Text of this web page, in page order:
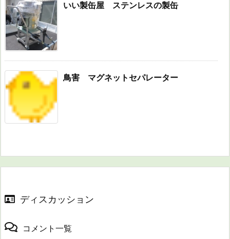
いい製缶屋 ステンレスの製缶
鳥害 マグネットセパレーター
ディスカッション
コメント一覧